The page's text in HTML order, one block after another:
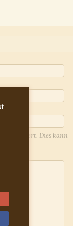
informiert. Dies kann